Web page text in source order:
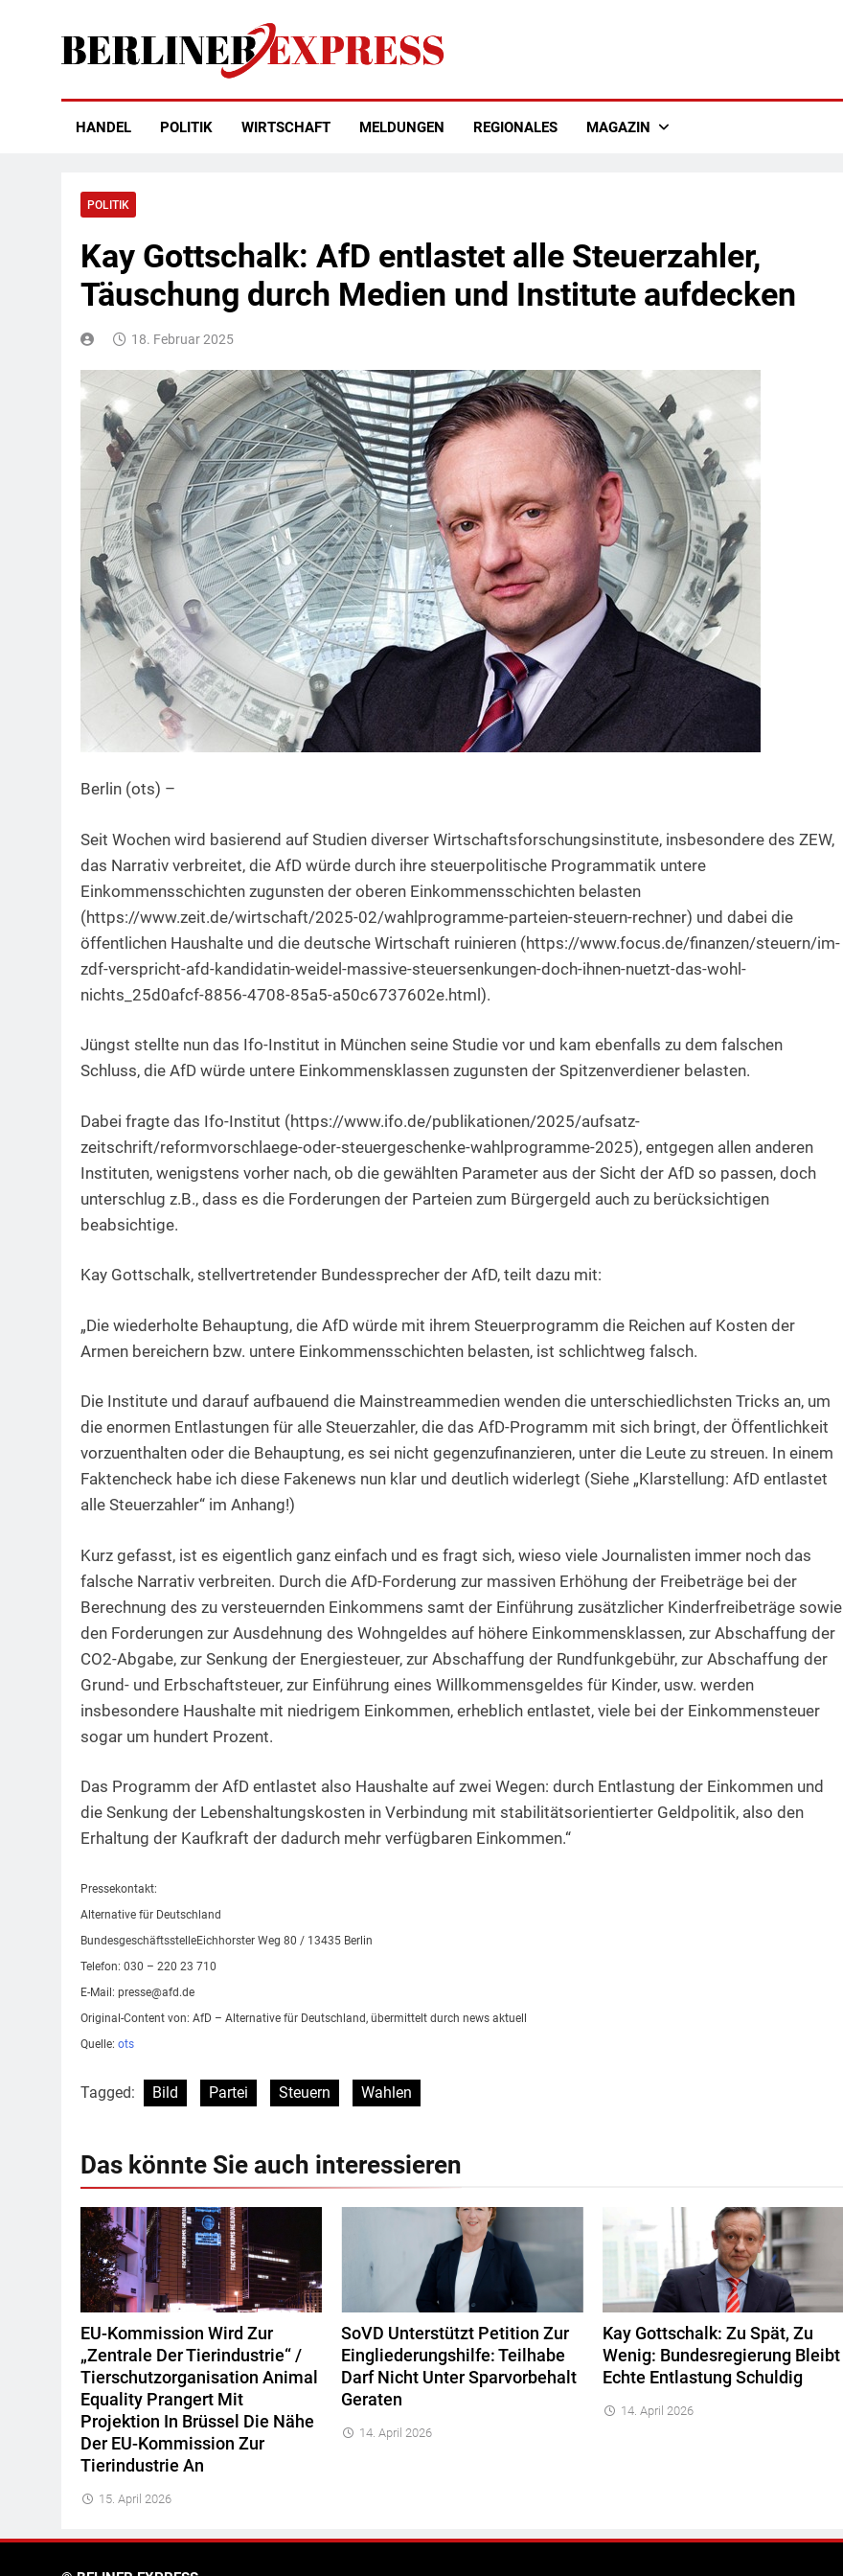
Berliner Express
HANDEL POLITIK WIRTSCHAFT MELDUNGEN REGIONALES MAGAZIN
POLITIK
Kay Gottschalk: AfD entlastet alle Steuerzahler,
Täuschung durch Medien und Institute aufdecken
18. Februar 2025
Berlin (ots) –
Seit Wochen wird basierend auf Studien diverser Wirtschaftsforschungsinstitute, insbesondere des ZEW,
das Narrativ verbreitet, die AfD würde durch ihre steuerpolitische Programmatik untere
Einkommensschichten zugunsten der oberen Einkommensschichten belasten
(https://www.zeit.de/wirtschaft/2025-02/wahlprogramme-parteien-steuern-rechner) und dabei die
öffentlichen Haushalte und die deutsche Wirtschaft ruinieren (https://www.focus.de/finanzen/steuern/im-
zdf-verspricht-afd-kandidatin-weidel-massive-steuersenkungen-doch-ihnen-nuetzt-das-wohl-
nichts_25d0afcf-8856-4708-85a5-a50c6737602e.html).
Jüngst stellte nun das Ifo-Institut in München seine Studie vor und kam ebenfalls zu dem falschen
Schluss, die AfD würde untere Einkommensklassen zugunsten der Spitzenverdiener belasten.
Dabei fragte das Ifo-Institut (https://www.ifo.de/publikationen/2025/aufsatz-
zeitschrift/reformvorschlaege-oder-steuergeschenke-wahlprogramme-2025), entgegen allen anderen
Instituten, wenigstens vorher nach, ob die gewählten Parameter aus der Sicht der AfD so passen, doch
unterschlug z.B., dass es die Forderungen der Parteien zum Bürgergeld auch zu berücksichtigen
beabsichtige.
Kay Gottschalk, stellvertretender Bundessprecher der AfD, teilt dazu mit:
„Die wiederholte Behauptung, die AfD würde mit ihrem Steuerprogramm die Reichen auf Kosten der
Armen bereichern bzw. untere Einkommensschichten belasten, ist schlichtweg falsch.
Die Institute und darauf aufbauend die Mainstreammedien wenden die unterschiedlichsten Tricks an, um
die enormen Entlastungen für alle Steuerzahler, die das AfD-Programm mit sich bringt, der Öffentlichkeit
vorzuenthalten oder die Behauptung, es sei nicht gegenzufinanzieren, unter die Leute zu streuen. In einem
Faktencheck habe ich diese Fakenews nun klar und deutlich widerlegt (Siehe „Klarstellung: AfD entlastet
alle Steuerzahler“ im Anhang!)
Kurz gefasst, ist es eigentlich ganz einfach und es fragt sich, wieso viele Journalisten immer noch das
falsche Narrativ verbreiten. Durch die AfD-Forderung zur massiven Erhöhung der Freibeträge bei der
Berechnung des zu versteuernden Einkommens samt der Einführung zusätzlicher Kinderfreibeträge sowie
den Forderungen zur Ausdehnung des Wohngeldes auf höhere Einkommensklassen, zur Abschaffung der
CO2-Abgabe, zur Senkung der Energiesteuer, zur Abschaffung der Rundfunkgebühr, zur Abschaffung der
Grund- und Erbschaftsteuer, zur Einführung eines Willkommensgeldes für Kinder, usw. werden
insbesondere Haushalte mit niedrigem Einkommen, erheblich entlastet, viele bei der Einkommensteuer
sogar um hundert Prozent.
Das Programm der AfD entlastet also Haushalte auf zwei Wegen: durch Entlastung der Einkommen und
die Senkung der Lebenshaltungskosten in Verbindung mit stabilitätsorientierter Geldpolitik, also den
Erhaltung der Kaufkraft der dadurch mehr verfügbaren Einkommen.“
Pressekontakt:
Alternative für Deutschland
BundesgeschäftsstelleEichhorster Weg 80 / 13435 Berlin
Telefon: 030 – 220 23 710
E-Mail: presse@afd.de
Original-Content von: AfD – Alternative für Deutschland, übermittelt durch news aktuell
Quelle: ots
Tagged: Bild Partei Steuern Wahlen
Das könnte Sie auch interessieren
EU-Kommission Wird Zur
„Zentrale Der Tierindustrie“ /
Tierschutzorganisation Animal
Equality Prangert Mit
Projektion In Brüssel Die Nähe
Der EU-Kommission Zur
Tierindustrie An
15. April 2026
SoVD Unterstützt Petition Zur
Eingliederungshilfe: Teilhabe
Darf Nicht Unter Sparvorbehalt
Geraten
14. April 2026
Kay Gottschalk: Zu Spät, Zu
Wenig: Bundesregierung Bleibt
Echte Entlastung Schuldig
14. April 2026